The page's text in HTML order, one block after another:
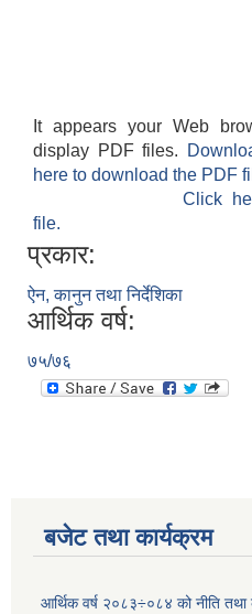
It appears your Web
display PDF files.
here to download the PDF
Click
file.
प्रकार:
ऐन, कानुन तथा निर्देशिका
आर्थिक वर्ष:
७५/७६
बजेट तथा कार्यक्रम
आर्थिक वर्ष २०८३÷०८४ को नीति तथा